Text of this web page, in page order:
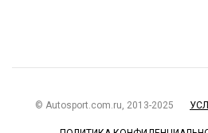
© Autosport.com.ru, 2013-2025